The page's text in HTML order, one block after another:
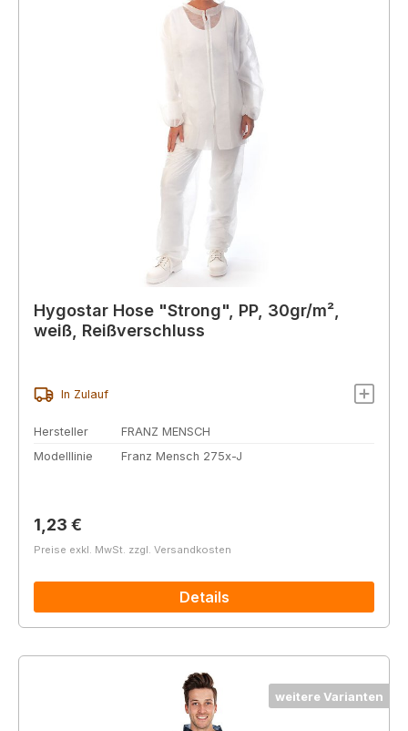
Hygostar Hose "Strong", PP, 30gr/m²,
weiß, Reißverschluss
In Zulauf
Hersteller
FRANZ MENSCH
Modelllinie
Franz Mensch 275x-J
Regulärer Preis:
1,23 €
Preise exkl. MwSt. zzgl. Versandkosten
Details
weitere Varianten